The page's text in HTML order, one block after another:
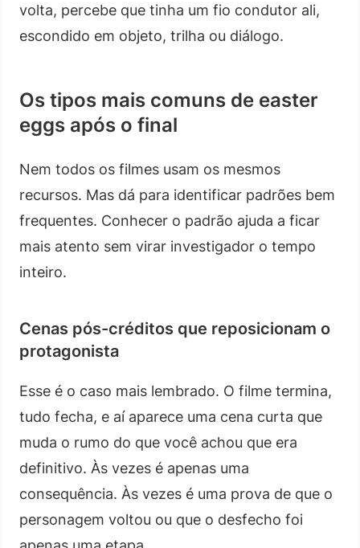
volta, percebe que tinha um fio condutor ali,
escondido em objeto, trilha ou diálogo.
Os tipos mais comuns de easter
eggs após o final
Nem todos os filmes usam os mesmos
recursos. Mas dá para identificar padrões bem
frequentes. Conhecer o padrão ajuda a ficar
mais atento sem virar investigador o tempo
inteiro.
Cenas pós-créditos que reposicionam o
protagonista
Esse é o caso mais lembrado. O filme termina,
tudo fecha, e aí aparece uma cena curta que
muda o rumo do que você achou que era
definitivo. Às vezes é apenas uma
consequência. Às vezes é uma prova de que o
personagem voltou ou que o desfecho foi